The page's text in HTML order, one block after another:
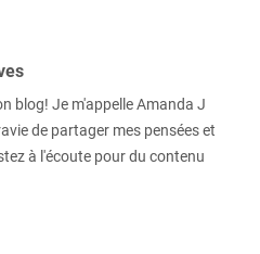
blog! Je m'appelle Amanda J
de partager mes pensées et
à l'écoute pour du contenu